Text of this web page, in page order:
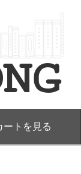
ートを見る